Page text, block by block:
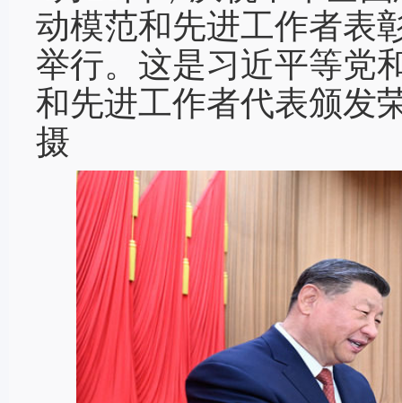
动模范和先进工作者表
举行。这是习近平等党
和先进工作者代表颁发
摄